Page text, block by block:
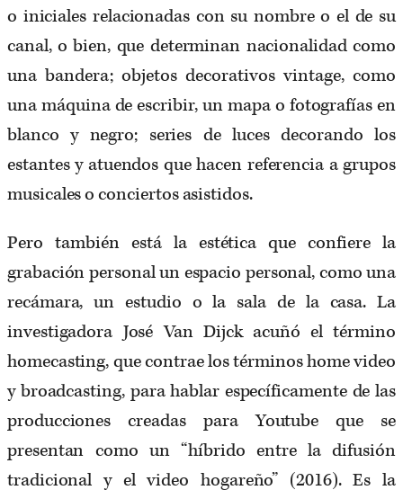
o iniciales relacionadas con su nombre o el de su
canal, o bien, que determinan nacionalidad como
una bandera; objetos decorativos vintage, como
una máquina de escribir, un mapa o fotografías en
blanco y negro; series de luces decorando los
estantes y atuendos que hacen referencia a grupos
musicales o conciertos asistidos.
Pero también está la estética que confiere la
grabación personal un espacio personal, como una
recámara, un estudio o la sala de la casa. La
investigadora José Van Dijck acuñó el término
homecasting, que contrae los términos home video
y broadcasting, para hablar específicamente de las
producciones creadas para Youtube que se
presentan como un “híbrido entre la difusión
tradicional y el video hogareño” (2016). Es la